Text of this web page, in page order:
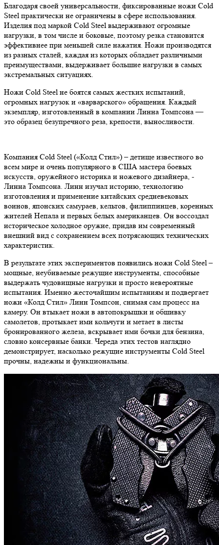
Благодаря своей универсальности, фиксированные ножи Cold
Steel практически не ограничены в сфере использования.
Изделия под маркой Cold Steel выдерживают огромные
нагрузки, в том числе и боковые, поэтому резка становится
эффективнее при меньшей силе нажатия. Ножи производятся
из разных сталей, каждая из которых обладает различными
преимуществами, выдерживает большие нагрузки в самых
экстремальных ситуациях.
Ножи Cold Steel не боятся самых жестких испытаний,
огромных нагрузок и «варварского» обращения. Каждый
экземпляр, изготовленный в компании Линна Томпсона —
это образец безупречного реза, крепости, выносливости.
Компания Cold Steel («Колд Стил») – детище известного во
всем мире и очень популярного в США мастера боевых
искусств, оружейного историка и ножевого дизайнера, -
Линна Томпсона. Линн изучал историю, технологию
изготовления и применение китайских средневековых
воинов, японских самураев, кельтов, филиппинцев, коренных
жителей Непала и первых белых американцев. Он воссоздал
историческое холодное оружие, придав им современный
внешний вид с сохранением всех потрясающих технических
характеристик.
В результате этих экспериментов появились ножи Cold Steel –
мощные, неубиваемые режущие инструменты, способные
выдержать чудовищные нагрузки и просто невероятные
испытания. Именно жесточайшим испытаниям и подвергает
ножи «Колд Стил» Линн Томпсон, снимая сам процесс на
камеру. Он втыкает ножи в автопокрышки и обшивку
самолетов, протыкает ими кольчуги и метает в листы
бронированного железа, вскрывает ими бочки для бензина,
словно консервные банки. Череда этих тестов наглядно
демонстрирует, насколько режущие инструменты Cold Steel
прочны, надежны и функциональны.